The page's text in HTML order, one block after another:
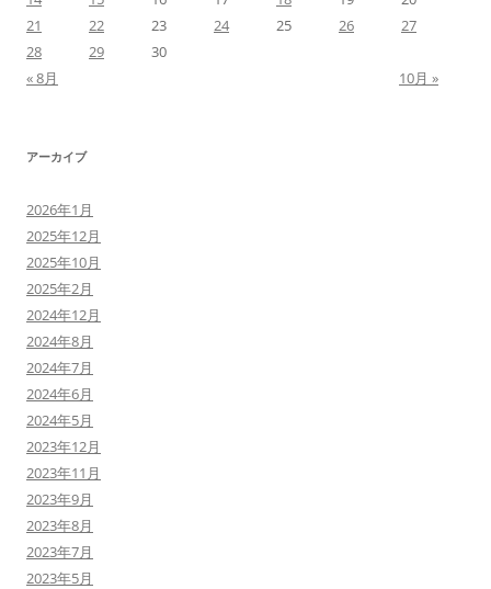
21
22 23 24 25 26
27
28
29
30
« 8月
10月 »
アーカイブ
2026年1月
2025年12月
2025年10月
2025年2月
2024年12月
2024年8月
2024年7月
2024年6月
2024年5月
2023年12月
2023年11月
2023年9月
2023年8月
2023年7月
2023年5月